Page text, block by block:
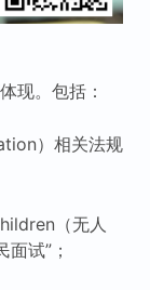
现。包括：
）相关法规
（无人
试”；